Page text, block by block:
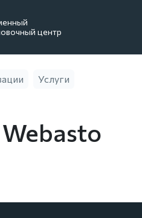
центр
Услуги